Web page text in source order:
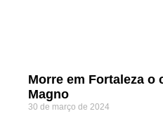
Morre em Fortaleza o
Magno
30 de março de 2024